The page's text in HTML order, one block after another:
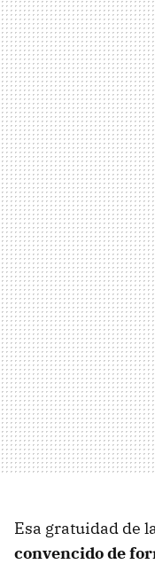
Esa gratuidad de
convencido de